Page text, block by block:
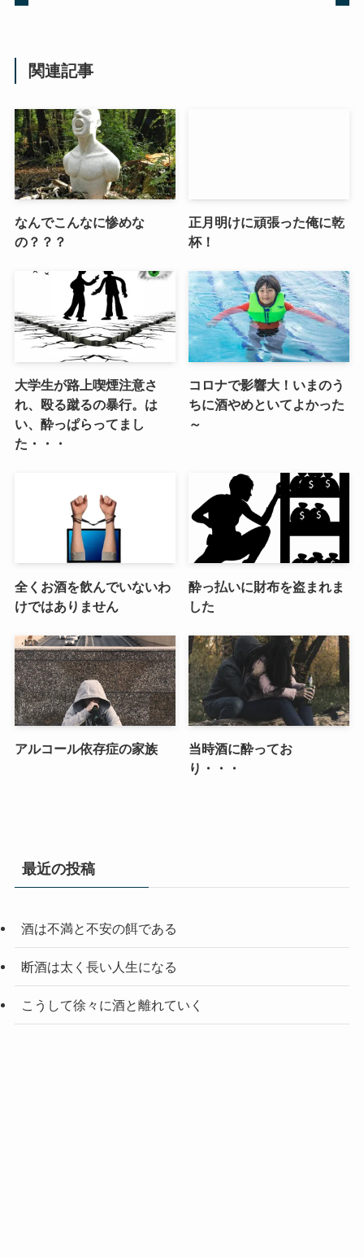
関連記事
なんでこんなに惨めな
の？？？
正月明けに頑張った俺に乾
杯！
大学生が路上喫煙注意さ
れ、殴る蹴るの暴行。は
い、酔っぱらってまし
た・・・
コロナで影響大！いまのう
ちに酒やめといてよかった
～
全くお酒を飲んでいないわ
けではありません
酔っ払いに財布を盗まれま
した
アルコール依存症の家族
当時酒に酔ってお
り・・・
最近の投稿
酒は不満と不安の餌である
断酒は太く長い人生になる
こうして徐々に酒と離れていく